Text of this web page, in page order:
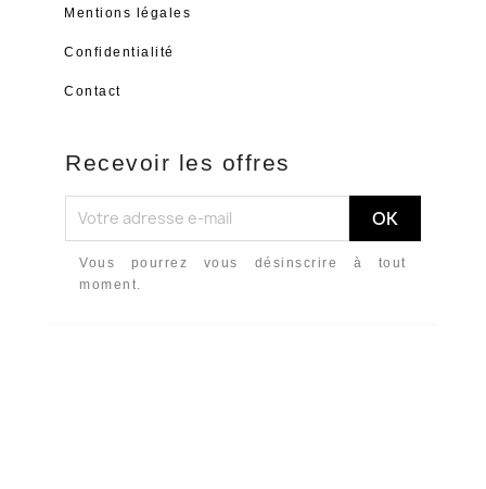
Mentions légales
Confidentialité
Contact
Recevoir les offres
Vous pourrez vous désinscrire à tout
moment.